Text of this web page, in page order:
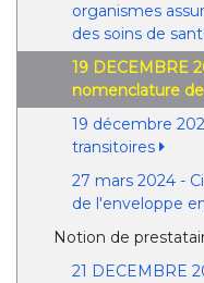
organismes
des soins de
19 DECEMBRE
nomenclature
19 décembre
transitoires
27 mars 2024 -
de l'enveloppe
Notion de
21 DECEMBRE